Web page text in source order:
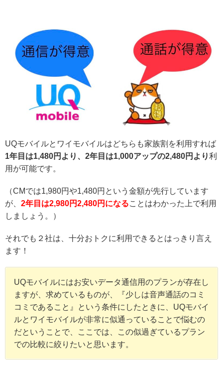
UQモバイルとワイモバイルはどちらも家族割を利用すれば
1年目は1,480円より、2年目は1,000アップの2,480円より利
用が可能です。
（CMでは1,980円や1,480円という金額が先行しています
が、 2年目は2,980円2,480円になることはわかった上で利用
しましょう。）
それでも２社は、十分おトクに利用できるとはっきり言え
ます！
UQモバイルにはお安いデータ通信用のプランが存在し
ますが、求めているものが、『少しは音声通話のコミ
コミであること』という条件にしたときに、UQモバイ
ルとワイモバイルが非常に似通っていることで悩むの
だということで、ここでは、この似過ぎているプラン
での比較に絞りたいと思います。